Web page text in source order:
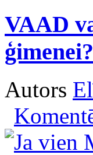
VAAD
ģimenei?
Autors